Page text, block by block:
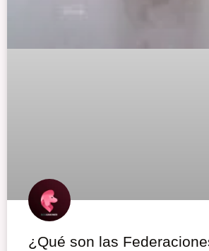
¿Qué son las